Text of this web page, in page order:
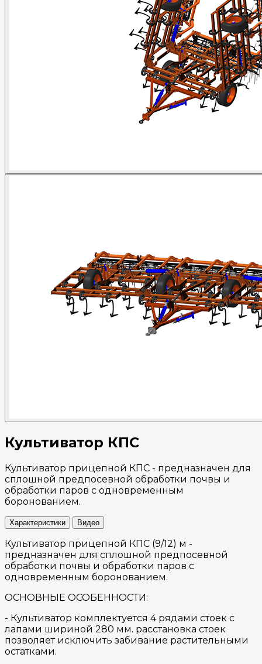
Культиватор КПС
Культиватор прицепной КПС - предназначен для
сплошной предпосевной обработки почвы и
обработки паров с одновременным
боронованием.
Характеристики Видео
Культиватор прицепной КПС (9/12) м -
предназначен для сплошной предпосевной
обработки почвы и обработки паров с
одновременным боронованием.
ОСНОВНЫЕ ОСОБЕННОСТИ:
- Культиватор комплектуется 4 рядами стоек с
лапами шириной 280 мм. расстановка стоек
позволяет исключить забивание растительными
остатками.